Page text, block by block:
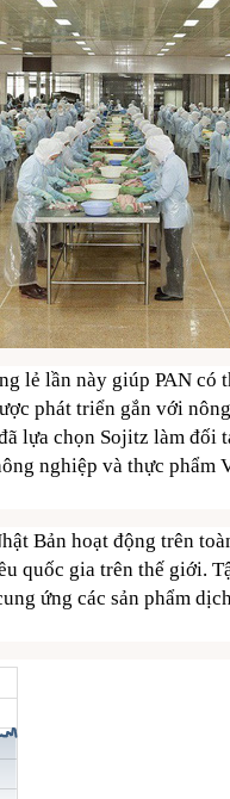
lẻ lần này giúp PAN
phát triển gắn với
lựa chọn Sojitz làm
nghiệp và thực
Bản hoạt động trên
quốc gia trên thế giới.
ứng các sản phẩm